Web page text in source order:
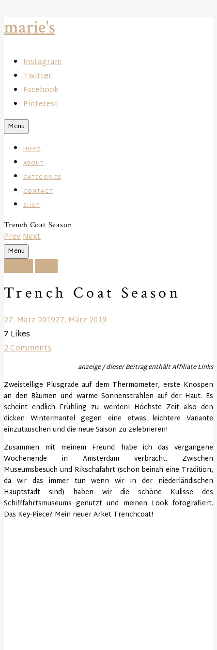
marie's
Instagram
Twitter
Facebook
Pinterest
Search
Menu
HOME
ABOUT
CATEGORIES
CONTACT
SHOP
Trench Coat Season
PrevNext
Search
Menu
Trench Coat Season
27. März 201927. März 2019
7 Likes
2 Comments
anzeige / dieser Beitrag enthält Affiliate Links
Zweistellige Plusgrade auf dem Thermometer, erste Knospen
an den Bäumen und warme Sonnenstrahlen auf der Haut. Es
scheint endlich Frühling zu werden! Höchste Zeit also den
dicken Wintermantel gegen eine etwas leichtere Variante
einzutauschen und die neue Saison zu zelebrieren!
Zusammen mit meinem Freund habe ich das vergangene
Wochenende in Amsterdam verbracht. Zwischen
Museumsbesuch und Rikschafahrt (schon beinah eine Tradition,
da wir das immer tun wenn wir in der niederländischen
Hauptstadt sind) haben wir die schöne Kulisse des
Schifffahrtsmuseums genutzt und meinen Look fotografiert.
Das Key-Piece? Mein neuer Arket Trenchcoat!